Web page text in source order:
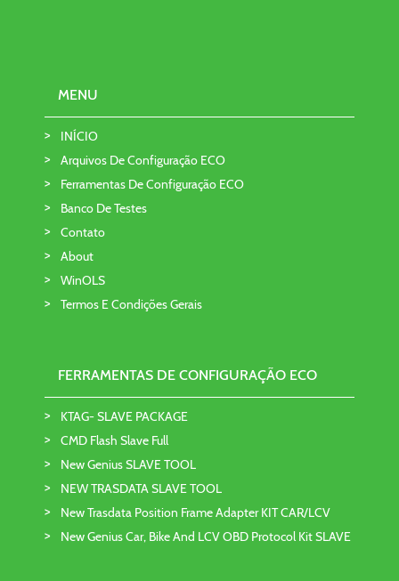
MENU
INÍCIO
Arquivos De Configuração ECO
Ferramentas De Configuração ECO
Banco De Testes
Contato
About
WinOLS
Termos E Condições Gerais
FERRAMENTAS DE CONFIGURAÇÃO ECO
KTAG- SLAVE PACKAGE
CMD Flash Slave Full
New Genius SLAVE TOOL
NEW TRASDATA SLAVE TOOL
New Trasdata Position Frame Adapter KIT CAR/LCV
New Genius Car, Bike And LCV OBD Protocol Kit SLAVE